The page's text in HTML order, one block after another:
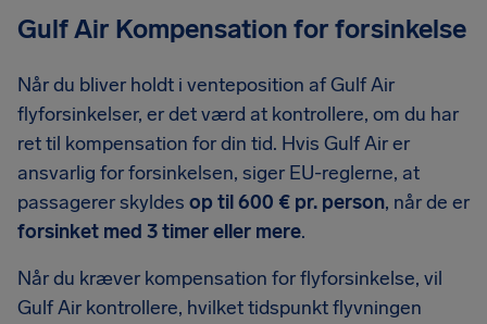
Gulf Air Kompensation for forsinkelse
Når du bliver holdt i venteposition af Gulf Air
flyforsinkelser, er det værd at kontrollere, om du har
ret til kompensation for din tid. Hvis Gulf Air er
ansvarlig for forsinkelsen, siger EU-reglerne, at
passagerer skyldes op til 600 € pr. person, når de er
forsinket med 3 timer eller mere.
Når du kræver kompensation for flyforsinkelse, vil
Gulf Air kontrollere, hvilket tidspunkt flyvningen